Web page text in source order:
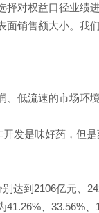
对权益口径业绩
销售额大小。我
、低流速的市场环
发是味好药，但
达到2106亿元、
、33.56%